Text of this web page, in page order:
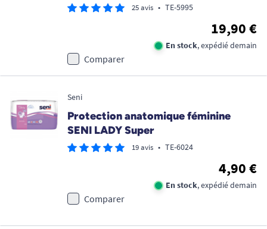
25 avis • TE-5995
19,90 €
En stock, expédié demain
Comparer
Seni
Protection anatomique féminine
SENI LADY Super
19 avis • TE-6024
4,90 €
En stock, expédié demain
Comparer